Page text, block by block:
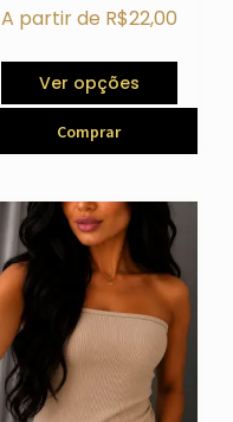
A partir de R$22,00
Ver opções
Comprar